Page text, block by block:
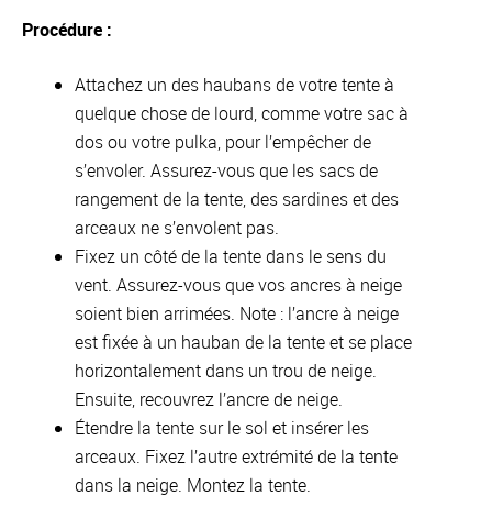
Procédure :
Attachez un des haubans de votre tente à
quelque chose de lourd, comme votre sac à
dos ou votre pulka, pour l’empêcher de
s’envoler. Assurez-vous que les sacs de
rangement de la tente, des sardines et des
arceaux ne s’envolent pas.
Fixez un côté de la tente dans le sens du
vent. Assurez-vous que vos ancres à neige
soient bien arrimées. Note : l’ancre à neige
est fixée à un hauban de la tente et se place
horizontalement dans un trou de neige.
Ensuite, recouvrez l’ancre de neige.
Étendre la tente sur le sol et insérer les
arceaux. Fixez l’autre extrémité de la tente
dans la neige. Montez la tente.